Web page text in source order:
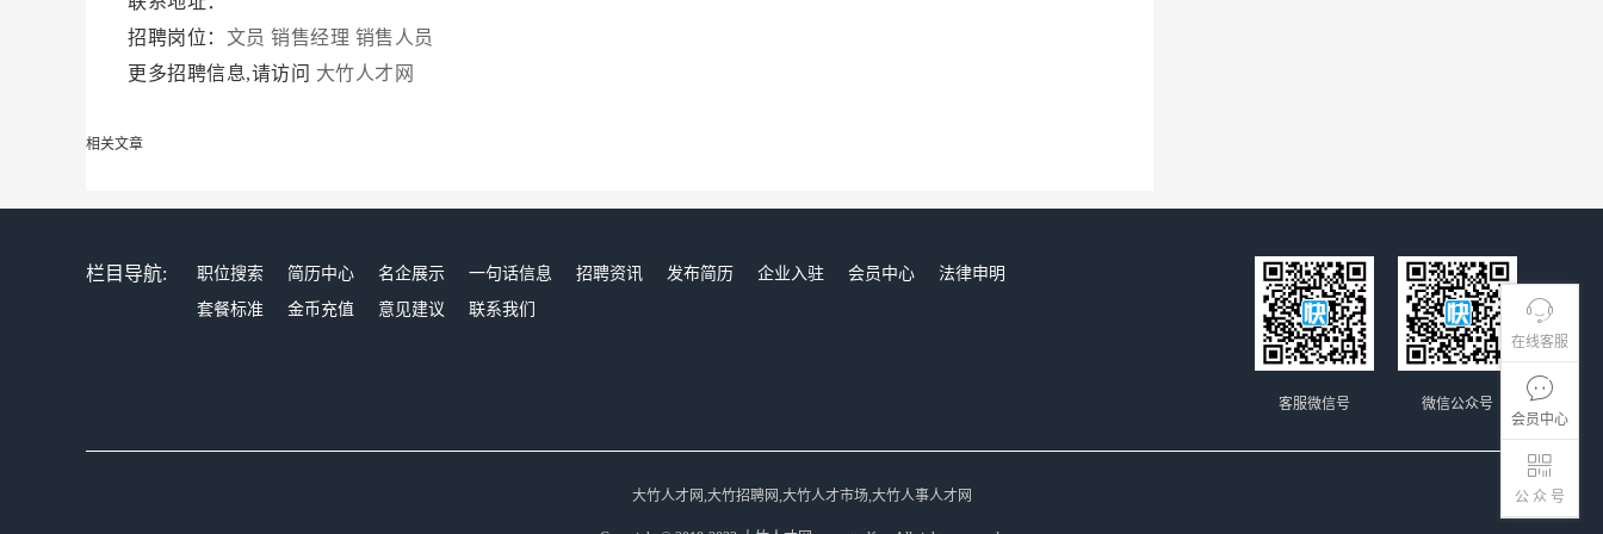
在线客服
会员中心
公 众 号
招聘岗位： 文员 销售经理 销售人员
更多招聘信息,请访问 大竹人才网
相关文章
栏目导航: 职位搜索 简历中心 名企展示 一句话信息 招聘资讯 发布简历 企业入驻 会员中心
法律申明
套餐标准
金币充值 意见建议 联系我们
微信公众号
客服微信号
大竹人才网,大竹招聘网,大竹人才市场,大竹人事人才网